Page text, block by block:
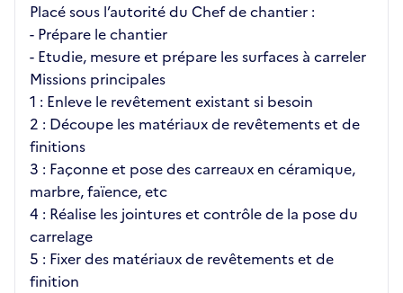
Placé sous l’autorité du Chef de chantier :
- Prépare le chantier
- Etudie, mesure et prépare les surfaces à carreler
Missions principales
1 : Enleve le revêtement existant si besoin
2 : Découpe les matériaux de revêtements et de
finitions
3 : Façonne et pose des carreaux en céramique,
marbre, faïence, etc
4 : Réalise les jointures et contrôle de la pose du
carrelage
5 : Fixer des matériaux de revêtements et de
finition